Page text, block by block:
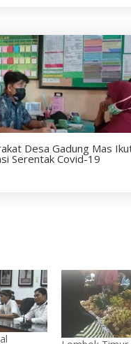
Desa Gadung Mas
Serentak Covid-19